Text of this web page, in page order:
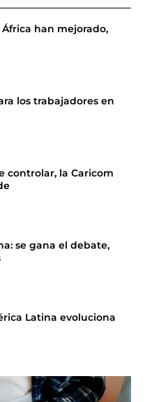
han mejorado,
los trabajadores en
controlar, la Caricom
se gana el debate,
Latina evoluciona